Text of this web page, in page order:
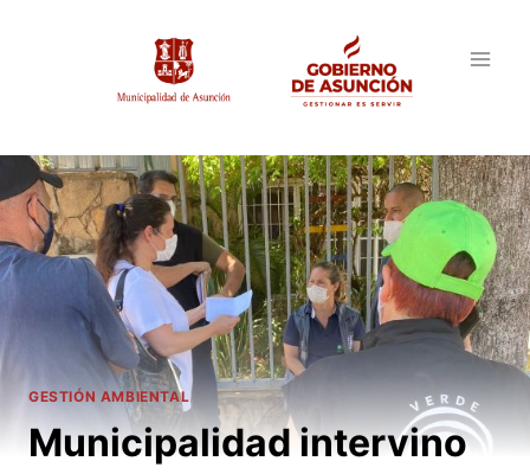
GESTIÓN AMBIENTAL
Municipalidad intervino